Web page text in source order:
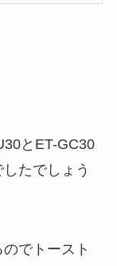
とET-GC30
たでしょう
でトースト